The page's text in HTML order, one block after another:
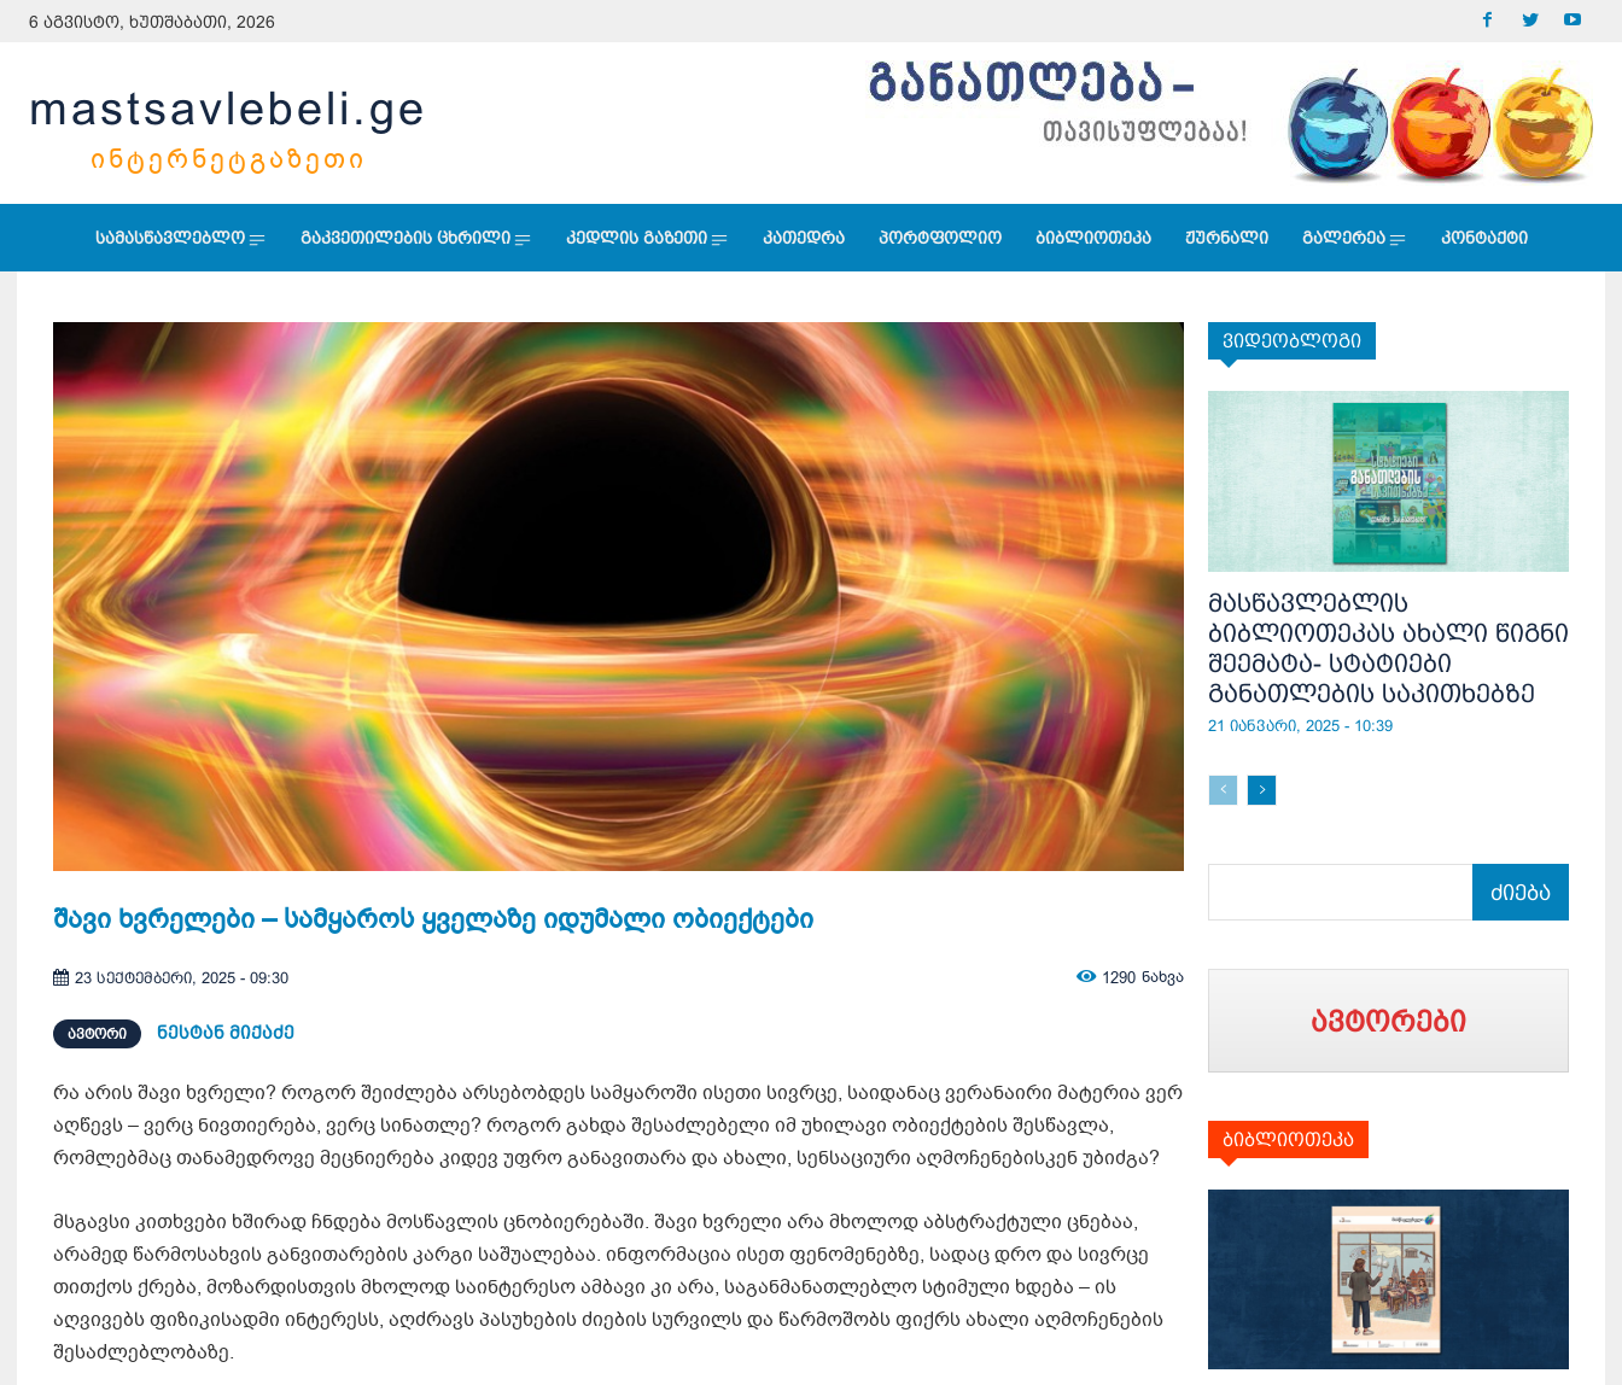
6 აგვისტო, ხუთშაბათი, 2026
mastsavlebeli.ge
ᲘᲜᲢᲔᲠᲜᲔᲢᲒᲐᲖᲔᲗᲘ
სამასწავლებლო გაკვეთილების ცხრილი კედლის გაზეთი კათედრა პორტფოლიო ბიბლიოთეკა ჟურნალი გალერეა კონტაქტი
შავი ხვრელები – სამყაროს ყველაზე იდუმალი ობიექტები
23 სექტემბერი, 2025 - 09:30 1290 ნახვა
ᲐᲕᲢᲝᲠᲘ ნესტან მიქაძე
რა არის შავი ხვრელი? როგორ შეიძლება არსებობდეს სამყაროში ისეთი სივრცე, საიდანაც ვერანაირი მატერია ვერ
აღწევს – ვერც ნივთიერება, ვერც სინათლე? როგორ გახდა შესაძლებელი იმ უხილავი ობიექტების შესწავლა,
რომლებმაც თანამედროვე მეცნიერება კიდევ უფრო განავითარა და ახალი, სენსაციური აღმოჩენებისკენ უბიძგა?
მსგავსი კითხვები ხშირად ჩნდება მოსწავლის ცნობიერებაში. შავი ხვრელი არა მხოლოდ აბსტრაქტული ცნებაა,
არამედ წარმოსახვის განვითარების კარგი საშუალებაა. ინფორმაცია ისეთ ფენომენებზე, სადაც დრო და სივრცე
თითქოს ქრება, მოზარდისთვის მხოლოდ საინტერესო ამბავი კი არა, საგანმანათლებლო სტიმული ხდება – ის
აღვივებს ფიზიკისადმი ინტერესს, აღძრავს პასუხების ძიების სურვილს და წარმოშობს ფიქრს ახალი აღმოჩენების
შესაძლებლობაზე.
ვიდეობლოგი
მასწავლებლის
ბიბლიოთეკას ახალი წიგნი
შეემატა- სტატიები
განათლების საკითხებზე
21 იანვარი, 2025 - 10:39
ძიება
ავტორები
ბიბლიოთეკა